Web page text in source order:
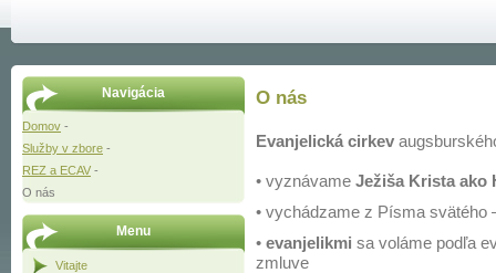
Navigácia
Domov -
Služby v zbore -
REZ a ECAV -
O nás
Menu
Vitajte
O nás
Evanjelická cirkev
• vyznávame Ježiša Krista ako
• vychádzame z Písma svätého
• evanjelikmi sa voláme podľa
zmluve